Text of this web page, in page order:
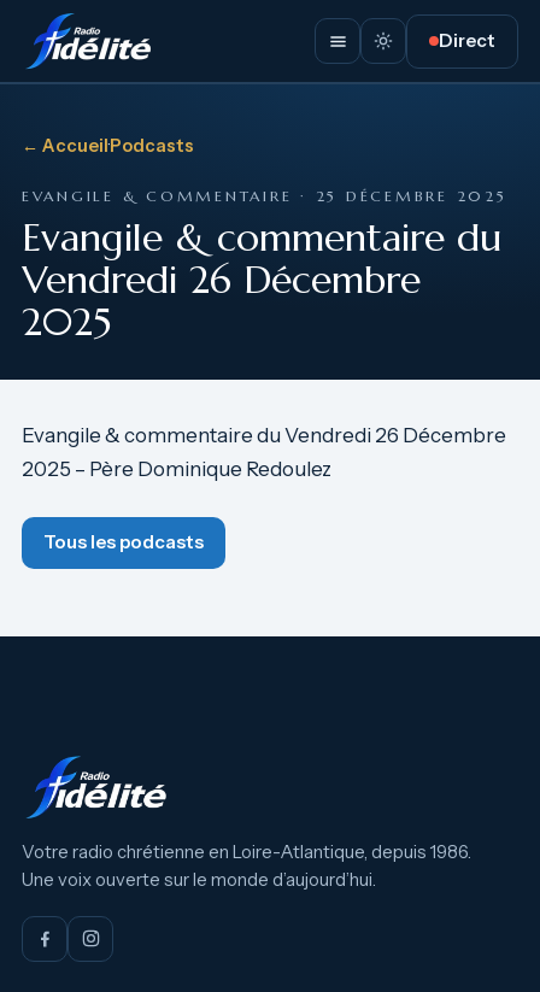
Direct
← Accueil·Podcasts
EVANGILE & COMMENTAIRE · 25 DÉCEMBRE 2025
Evangile & commentaire du
Vendredi 26 Décembre
2025
Evangile & commentaire du Vendredi 26 Décembre
2025 – Père Dominique Redoulez
Tous les podcasts
Votre radio chrétienne en Loire-Atlantique, depuis 1986.
Une voix ouverte sur le monde d’aujourd’hui.